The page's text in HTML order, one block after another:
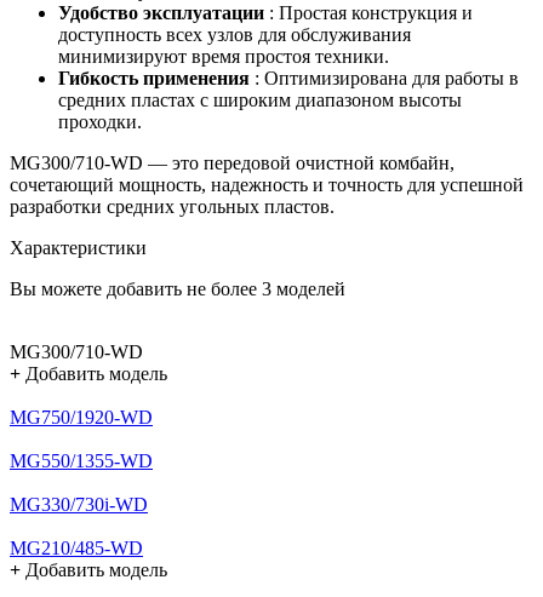
Удобство эксплуатации : Простая конструкция и
доступность всех узлов для обслуживания
минимизируют время простоя техники.
Гибкость применения : Оптимизирована для работы в
средних пластах с широким диапазоном высоты
проходки.
MG300/710-WD — это передовой очистной комбайн,
сочетающий мощность, надежность и точность для успешной
разработки средних угольных пластов.
Характеристики
Вы можете добавить не более 3 моделей
MG300/710-WD
+ Добавить модель
MG750/1920-WD
MG550/1355-WD
MG330/730i-WD
MG210/485-WD
+ Добавить модель